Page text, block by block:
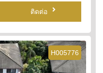
ติดต่อ
H005776